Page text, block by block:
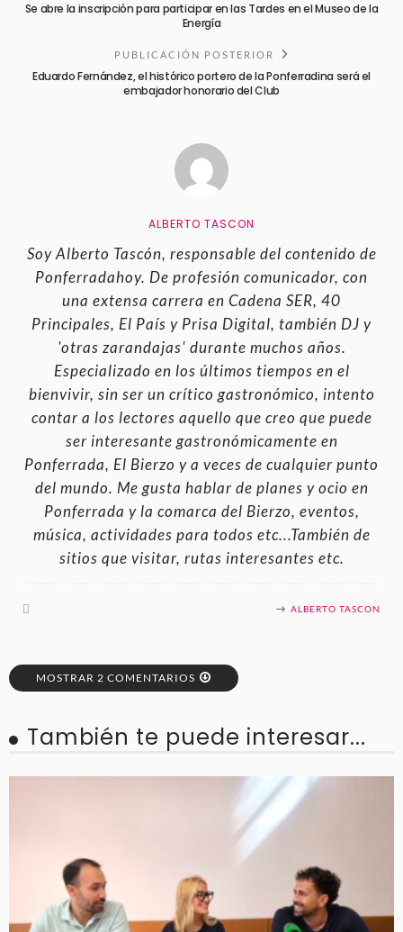
Se abre la inscripción para participar en las Tardes en el Museo de la
Energía
PUBLICACIÓN POSTERIOR
Eduardo Fernández, el histórico portero de la Ponferradina será el
embajador honorario del Club
ALBERTO TASCON
Soy Alberto Tascón, responsable del contenido de
Ponferradahoy. De profesión comunicador, con
una extensa carrera en Cadena SER, 40
Principales, El País y Prisa Digital, también DJ y
'otras zarandajas' durante muchos años.
Especializado en los últimos tiempos en el
bienvivir, sin ser un crítico gastronómico, intento
contar a los lectores aquello que creo que puede
ser interesante gastronómicamente en
Ponferrada, El Bierzo y a veces de cualquier punto
del mundo. Me gusta hablar de planes y ocio en
Ponferrada y la comarca del Bierzo, eventos,
música, actividades para todos etc...También de
sitios que visitar, rutas interesantes etc.
ALBERTO TASCON
MOSTRAR 2 COMENTARIOS
También te puede interesar...